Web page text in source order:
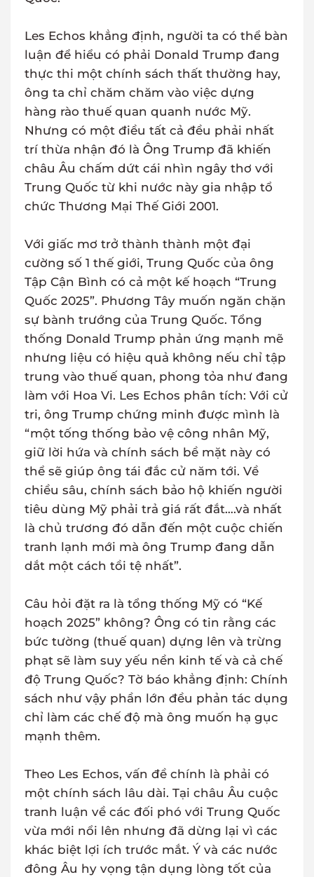
Les Echos khẳng định, người ta có thể bàn
luận để hiểu có phải Donald Trump đang
thực thi một chính sách thất thường hay,
ông ta chỉ chăm chăm vào việc dựng
hàng rào thuế quan quanh nước Mỹ.
Nhưng có một điều tất cả đều phải nhất
trí thừa nhận đó là Ông Trump đã khiến
châu Âu chấm dứt cái nhìn ngây thơ với
Trung Quốc từ khi nước này gia nhập tổ
chức Thương Mại Thế Giới 2001.
Với giấc mơ trở thành thành một đại
cường số 1 thế giới, Trung Quốc của ông
Tập Cận Bình có cả một kế hoạch “Trung
Quốc 2025”. Phương Tây muốn ngăn chặn
sự bành trướng của Trung Quốc. Tổng
thống Donald Trump phản ứng mạnh mẽ
nhưng liệu có hiệu quả không nếu chỉ tập
trung vào thuế quan, phong tỏa như đang
làm với Hoa Vi. Les Echos phân tích: Với cử
tri, ông Trump chứng minh được mình là
“một tống thống bảo vệ công nhân Mỹ,
giữ lời hứa và chính sách bề mặt này có
thể sẽ giúp ông tái đắc cử năm tới. Về
chiều sâu, chính sách bảo hộ khiến người
tiêu dùng Mỹ phải trả giá rất đắt….và nhất
là chủ trương đó dẫn đến một cuộc chiến
tranh lạnh mới mà ông Trump đang dẫn
dắt một cách tồi tệ nhất”.
Câu hỏi đặt ra là tổng thống Mỹ có “Kế
hoạch 2025” không? Ông có tin rằng các
bức tường (thuế quan) dựng lên và trừng
phạt sẽ làm suy yếu nền kinh tế và cả chế
độ Trung Quốc? Tờ báo khẳng định: Chính
sách như vậy phần lớn đều phản tác dụng
chỉ làm các chế độ mà ông muốn hạ gục
mạnh thêm.
Theo Les Echos, vấn đề chính là phải có
một chính sách lâu dài. Tại châu Âu cuộc
tranh luận về các đối phó với Trung Quốc
vừa mới nổi lên nhưng đã dừng lại vì các
khác biệt lợi ích trước mắt. Ý và các nước
đông Âu hy vọng tận dụng lòng tốt của